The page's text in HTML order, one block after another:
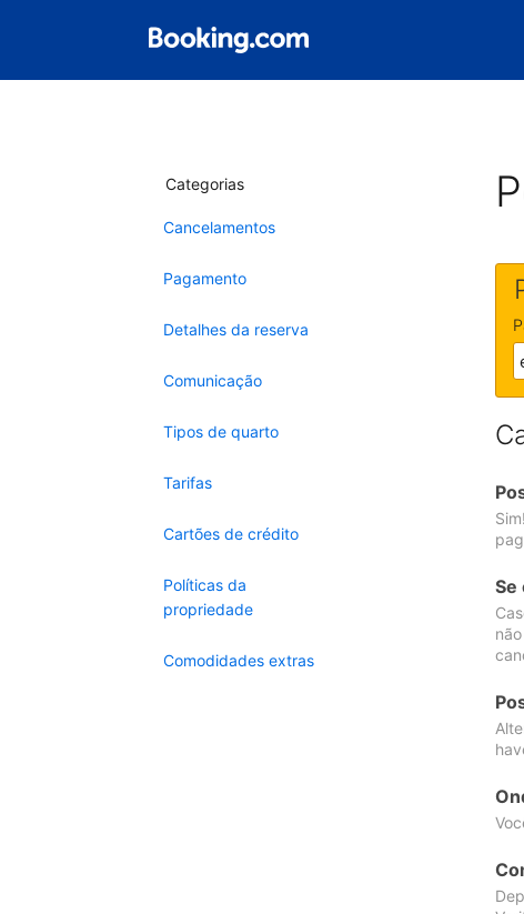
Categorias
Cancelamentos
Pagamento
Detalhes da reserva
Comunicação
Tipos de quarto
Tarifas
Cartões de crédito
Políticas da
propriedade
Comodidades extras
Se